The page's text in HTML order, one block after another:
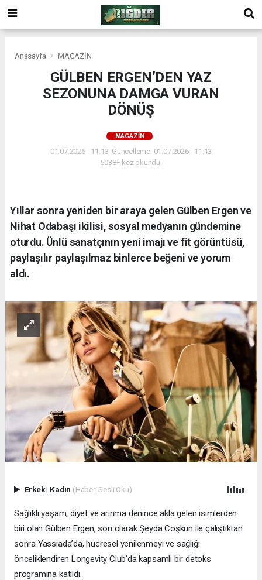
Anasayfa MAGAZİN
GÜLBEN ERGEN’DEN YAZ
SEZONUNA DAMGA VURAN
DÖNÜŞ
MAGAZİN
01.07.2026 - 11:13, Güncelleme: 01.07.2026 - 11:13
5038+ kez okundu.
Yıllar sonra yeniden bir araya gelen Gülben Ergen ve
Nihat Odabaşı ikilisi, sosyal medyanın gündemine
oturdu. Ünlü sanatçının yeni imajı ve fit görüntüsü,
paylaşılır paylaşılmaz binlerce beğeni ve yorum
aldı.
Erkek| Kadın (Haberi Sesli Oku)
Sağlıklı yaşam, diyet ve arınma denince akla gelen isimlerden
biri olan Gülben Ergen, son olarak Şeyda Coşkun ile çalıştıktan
sonra Yassıada’da, hücresel yenilenmeyi ve sağlığı
önceliklendiren Longevity Club’da kapsamlı bir detoks
programına katıldı.